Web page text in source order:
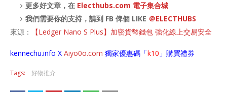
更多好文章，在 Electhubs.com 電子集合城
我們需要你的支持，請到 FB 俾個 LIKE ＠ELECTHUBS
來源：
【Ledger Nano S Plus】加密貨幣錢包 強化線上交易安全
kennechu.info X Aiyo0o.com 獨家優惠碼「k10 」購買禮券
Tags: 好物推介